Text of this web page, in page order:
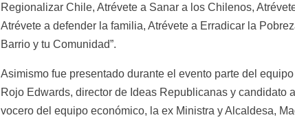
Regionalizar Chile, Atrévete a Sanar a los Chilenos,
Atrévete a defender la familia, Atrévete a Erradicar la
Barrio y tu Comunidad”.
Asimismo fue presentado durante el evento parte del
Rojo Edwards, director de Ideas Republicanas y candidato
vocero del equipo económico, la ex Ministra y Alcaldesa,